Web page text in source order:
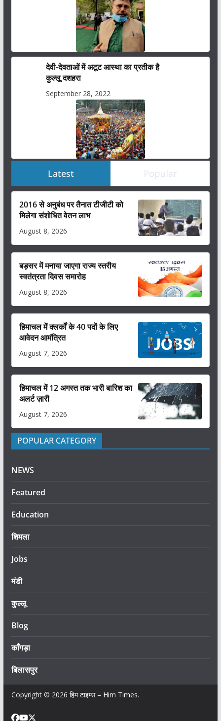
देवी-देवताओं में अटूट आस्था का प्रतीक है
कुल्लू दशहरा
September 28, 2022
Latest Popular
2016 से अनुबंध पर तैनात टीजीटी को
मिलेगा संशोधित वेतन लाभ
August 8, 2026
बड़सर में मनाया जाएगा राज्य स्तरीय
स्वतंत्रता दिवस समारोह
August 8, 2026
हिमाचल में क्लर्कों के 40 पदों के लिए
आवेदन आमंत्रित
August 7, 2026
हिमाचल में 12 अगस्त तक भारी बारिश का
अलर्ट ज़ारी
August 7, 2026
POPULAR CATEGORY
NEWS
Featured
Education
शिमला
Jobs
मंडी
कुल्लू
Blog
काँगड़ा
बिलासपुर
Copyright © 2026 हिम टाइम्स – Him Times.